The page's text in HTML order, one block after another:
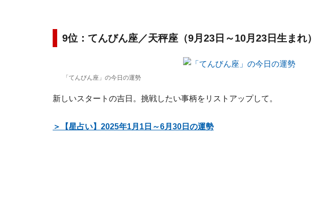
9位：てんびん座／天秤座（9月23日～10月23日生まれ）
「てんびん座」の今日の運勢
新しいスタートの吉日。挑戦したい事柄をリストアップして。
＞【星占い】2025年1月1日～6月30日の運勢